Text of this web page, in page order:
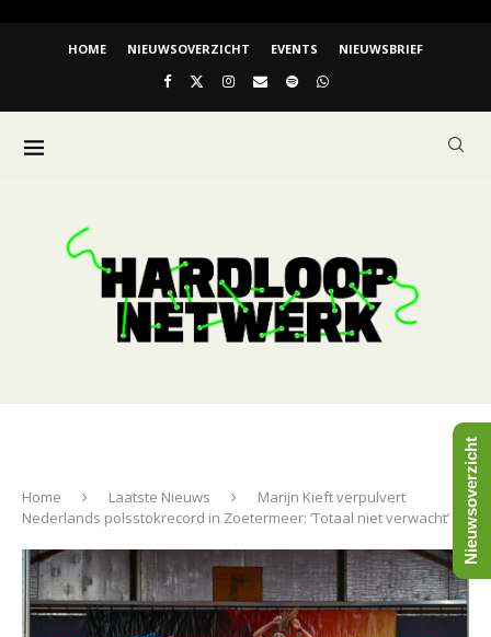
HOME NIEUWSOVERZICHT EVENTS NIEUWSBRIEF
Home Laatste Nieuws
Marijn Kieft verpulvert
Nederlands polsstokrecord in Zoetermeer: ‘Totaal niet verwacht’
Nieuwsoverzicht